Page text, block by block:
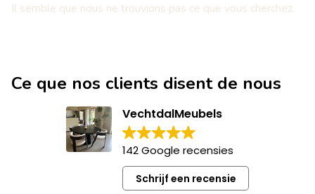
Il semble que nous ne trouvions pas ce que vous cherchez.
Ce que nos clients disent de nous
VechtdalMeubels
142 Google recensies
Schrijf een recensie